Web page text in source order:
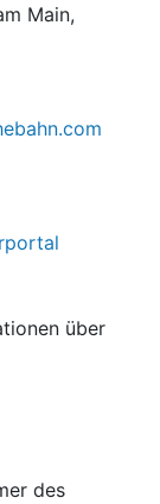
Main,
über
des